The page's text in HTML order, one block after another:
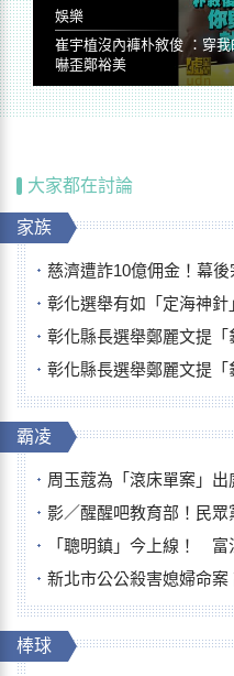
娛樂
崔宇植沒內褲朴敘俊 ：穿
嚇歪鄭裕美
大家都在討論
家族
慈濟遭詐10億佣金！幕後宗教大
彰化選舉有如「定海神針」
彰化縣長選舉鄭麗文提「龜兔
彰化縣長選舉鄭麗文提「龜兔
霸凌
周玉蔻為「滾床單案」出庭...遭
影／醒醒吧教育部！民眾黨新北市
「聰明鎮」今上線！ 富
新北市公公殺害媳婦命案 高
棒球